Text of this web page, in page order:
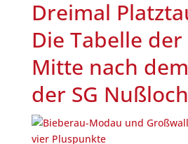
Dreimal
Die Tabelle der
Mitte nach
der SG Nußloch